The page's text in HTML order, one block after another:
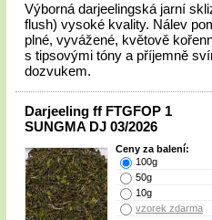
Výborná darjeelingská jarní
flush) vysoké kvality. Nálev
plné, vyvážené, květově
s tipsovými tóny a příjemně
dozvukem.
Darjeeling ff FTGFOP 1
SUNGMA DJ 03/2026
Ceny za balení:
100g
50g
10g
vzorek zdarma